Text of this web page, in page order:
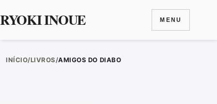
RYOKI INOUE MENU
INÍCIO/LIVROS/AMIGOS DO DIABO